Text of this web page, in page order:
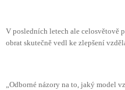
V posledních letech ale celosvětově
obrat skutečně vedl ke zlepšení
„Odborné názory na to, jaký model